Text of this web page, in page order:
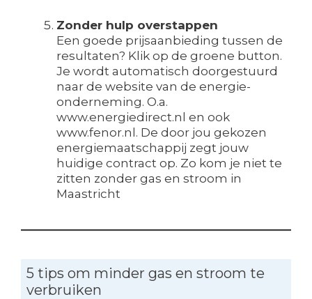
Zonder hulp overstappen
Een goede prijsaanbieding tussen de
resultaten? Klik op de groene button.
Je wordt automatisch doorgestuurd
naar de website van de energie-
onderneming. O.a.
www.energiedirect.nl en ook
www.fenor.nl. De door jou gekozen
energiemaatschappij zegt jouw
huidige contract op. Zo kom je niet te
zitten zonder gas en stroom in
Maastricht
5 tips om minder gas en stroom te
verbruiken